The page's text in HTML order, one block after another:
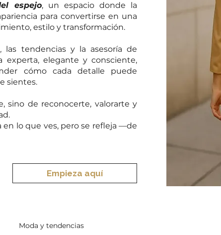
espejo, un espacio donde la
para convertirse en una
estilo y transformación.
las tendencias y la asesoría de
experta, elegante y consciente,
cómo cada detalle puede
sientes.
sino de reconocerte, valorarte y
lo que ves, pero se refleja —de
Empieza aquí
Moda y tendencias